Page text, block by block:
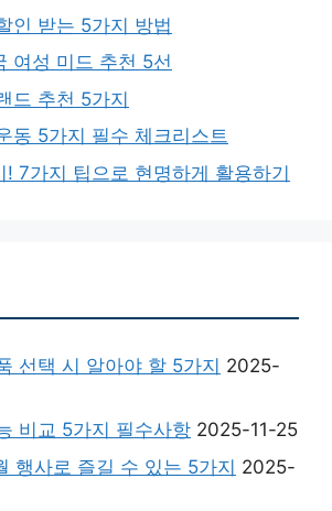
인 받는 5가지 방법
여성 미드 추천 5선
드 추천 5가지
동 5가지 필수 체크리스트
! 7가지 팁으로 현명하게 활용하기
선택 시 알아야 할 5가지 2025-
비교 5가지 필수사항 2025-11-25
행사로 즐길 수 있는 5가지 2025-